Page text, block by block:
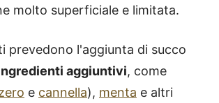
molto superficiale e limitata.
prevedono l'aggiunta di succo
aggiuntivi, come
e cannella), menta e altri